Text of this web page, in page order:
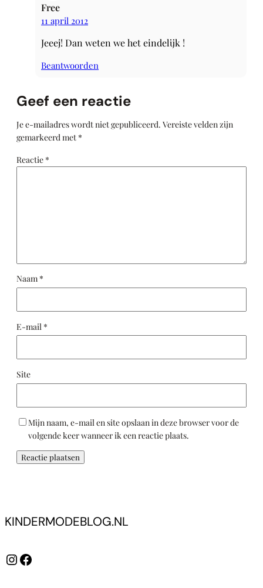
Free
11 april 2012
Jeeej! Dan weten we het eindelijk !
Beantwoorden
Geef een reactie
Je e-mailadres wordt niet gepubliceerd. Vereiste velden zijn
gemarkeerd met *
Reactie *
Naam *
E-mail *
Site
Mijn naam, e-mail en site opslaan in deze browser voor de
volgende keer wanneer ik een reactie plaats.
KINDERMODEBLOG.NL
InstagramFacebook